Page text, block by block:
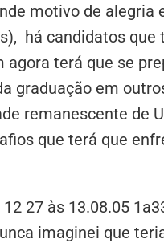
motivo de
há candidatos
terá que se
graduação em
remanescente de
que terá que
imaginei que